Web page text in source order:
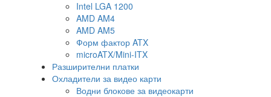
Intel LGA 1200
AMD AM4
AMD AM5
Форм фактор ATX
microATX/Mini-ITX
Разширителни платки
Охладители за видео карти
Водни блокове за видеокарти